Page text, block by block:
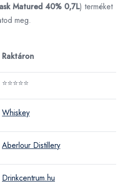
Matured 40% 0,7L) terméket
meg.
Raktáron
⭐⭐⭐⭐⭐
Whiskey
Aberlour Distillery
Drinkcentrum.hu